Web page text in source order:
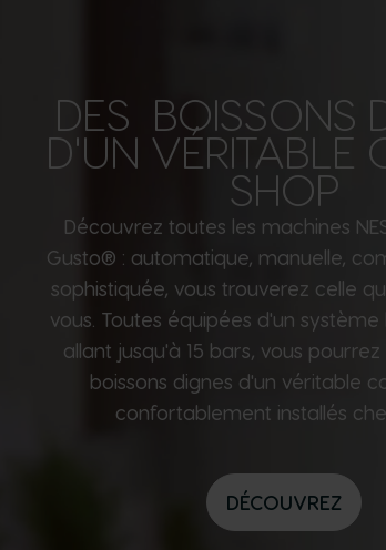
DES BOISSONS
D'UN VÉRITABLE
SHOP
Découvrez toutes les machines
Gusto® : automatique, manuelle,
sophistiquée, vous trouverez celle
vous. Toutes équipées d'un
allant jusqu'à 15 bars, vous
boissons dignes d'un véritable
confortablement installés
DÉCOUVREZ